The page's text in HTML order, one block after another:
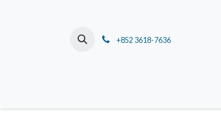
+852 3618-7636